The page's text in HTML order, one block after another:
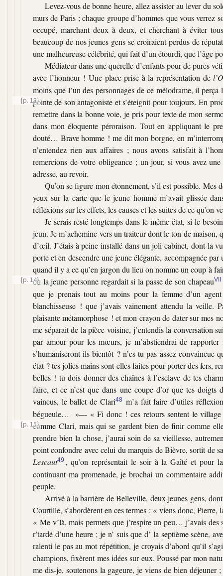
Levez-vous de bonne heure, allez assister au lever du
murs de Paris ; chaque groupe d’hommes que vous verrez
occupé, marchant deux à deux, et cherchant à éviter
beaucoup de nos jeunes gens se croiraient perdus de
une malheureuse célébrité, qui fait d’un étourdi, que l’âge
Médiateur dans une querelle d’enfants pour de pures
avec l’honneur ! Une place prise à la représentation de
moins que l’un des personnages de ce mélodrame, il
pointe de son antagoniste et s’éteignit pour toujours. En
{p. 13}
remettre dans la bonne voie, je pris pour texte de mon
dans mon éloquente péroraison. Tout en appliquant le
douté… Brave homme ! me dit mon borgne, en
n’entendez rien aux affaires ; nous avons satisfait à
remercions de votre obligeance ; un jour, si vous avez
adresse, au revoir.
Qu’on se figure mon étonnement, s’il est possible. Mes
yeux sur la carte que le jeune homme m’avait glissée
réflexions sur les effets, les causes et les suites de ce qu’on
Je serais resté longtemps dans le même état, si le
jeun. Je m’achemine vers un traiteur dont le ton de
d’œil. J’étais à peine installé dans un joli cabinet, dont la
porte et en descendre une jeune élégante, accompagnée
quand il y a ce qu’en jargon du lieu on nomme un coup à
où la
{p. 14} jeune personne regardait si la passe de son chapeauVII
que je prenais tout au moins pour la femme d’un
blanchisseuse ! que j’avais vainement attendu la veille.
plaisante métamorphose ! et mon crayon de dater sur mes
me séparait de la pièce voisine, j’entendis la conversation
par amour pour les mœurs, je m’abstiendrai de
s’humaniseront-ils bientôt ? n’es-tu pas assez
état ? tes jolies mains sont-elles faites pour porter des fers,
belles ! tu dois donner des chaînes à l’esclave de tes
faire, et ce n’est que dans une coupe d’or que tes
vaincus, le ballet de Clari48 m’a fait faire d’utiles
bégueule… »— « Fi donc ! ces retours sentent le village
comme Clari, mais qui se gardent bien de finir comme
{p. 15}
prendre bien la chose, j’aurai soin de sa vieillesse,
point confondre avec celui du marquis de Bièvre, sortit de
Lescaut49 , qu’on représentait le soir à la Gaîté et pour
continuant ma promenade, je brochai un commentaire
peuple.
Arrivé à la barrière de Belleville, deux jeunes gens,
Courtille, s’abordèrent en ces termes : « viens donc,
« Me v’là, mais permets que j’respire un peu… j’avais des
r’tardé d’une heure ; je n’ suis que d’ la septième scène,
ralenti le pas au mot répétition, je croyais d’abord qu’il
champions, fixèrent mes idées sur eux. Poussé par mon
me dis-je, soutenons la gageure, je viens de bien